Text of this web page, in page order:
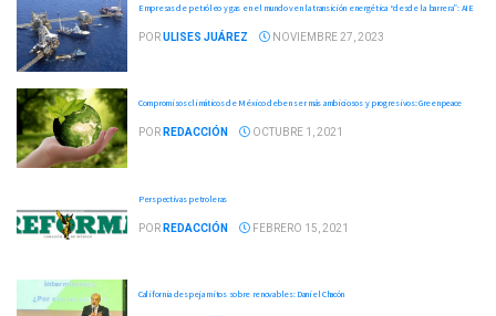
Empresas de petróleo y gas en el mundo ven la transición energética “desde la barrera”: AIE
PORULISES JUÁREZ NOVIEMBRE 27, 2023
Compromisos climáticos de México deben ser más ambiciosos y progresivos: Greenpeace
POR REDACCIÓN OCTUBRE 1, 2021
Perspectivas petroleras
POR REDACCIÓN FEBRERO 15, 2021
California despeja mitos sobre renovables: Daniel Chacón